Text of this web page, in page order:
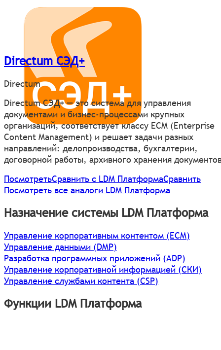
Directum СЭД+
Directum
Directum СЭД+ — это система для управления
документами и бизнес-процессами крупных
организаций, соответствует классу ECM (Enterprise
Content Management) и решает задачи разных
направлений: делопроизводства, бухгалтерии,
договорной работы, архивного хранения
ПосмотретьСравнить с LDM ПлатформаСравнить
Посмотреть все аналоги LDM Платформа
Назначение системы LDM Платформа
Управление корпоративным контентом (ECM)
Управление данными (DMP)
Разработка программных приложений (ADP)
Управление корпоративной информацией (СКИ)
Управление службами контента (CSP)
Функции LDM Платформа